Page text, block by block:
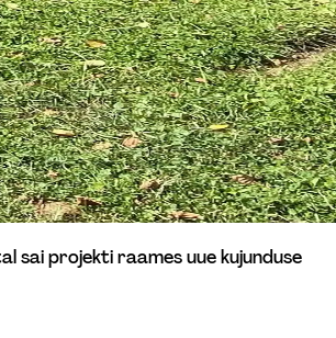
sai projekti raames uue kujunduse